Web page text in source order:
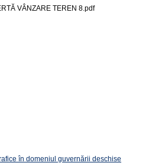
VÂNZARE TEREN 8.pdf
în domeniul guvernării deschise